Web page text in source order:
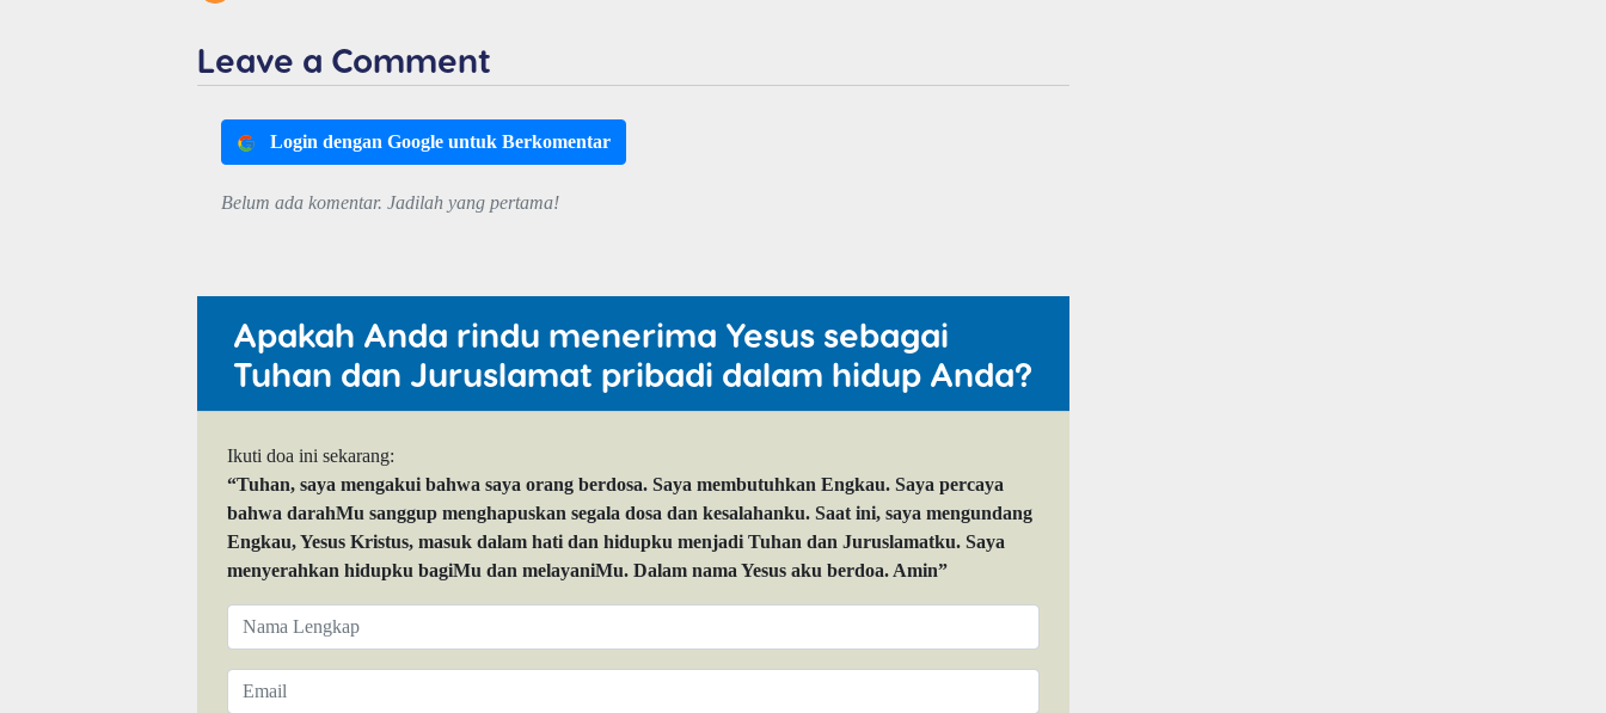
Leave a Comment
Login dengan Google untuk Berkomentar
Belum ada komentar. Jadilah yang pertama!
Apakah Anda rindu menerima Yesus sebagai
Tuhan dan Juruslamat pribadi dalam hidup Anda?
Ikuti doa ini sekarang:
“Tuhan, saya mengakui bahwa saya orang berdosa. Saya membutuhkan Engkau. Saya percaya
bahwa darahMu sanggup menghapuskan segala dosa dan kesalahanku. Saat ini, saya mengundang
Engkau, Yesus Kristus, masuk dalam hati dan hidupku menjadi Tuhan dan Juruslamatku. Saya
menyerahkan hidupku bagiMu dan melayaniMu. Dalam nama Yesus aku berdoa. Amin”